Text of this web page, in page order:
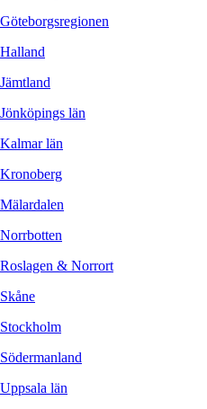
Göteborgsregionen
Halland
Jämtland
Jönköpings län
Kalmar län
Kronoberg
Mälardalen
Norrbotten
Roslagen & Norrort
Skåne
Stockholm
Södermanland
Uppsala län